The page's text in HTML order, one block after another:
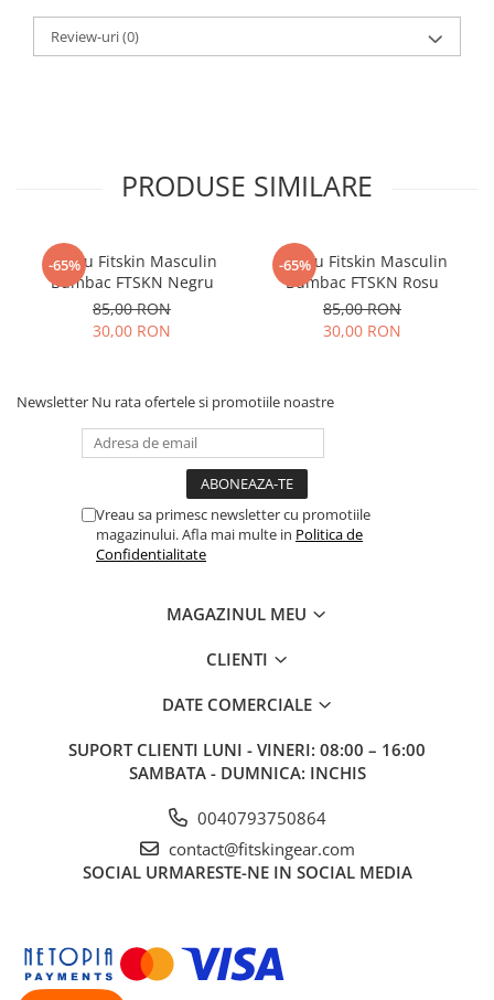
Review-uri(0)
PRODUSE SIMILARE
-65%
Tricou Fitskin Masculin
Bumbac FTSKN Negru
85,00 RON
30,00 RON
-65%
Tricou Fitskin Masculin
Bumbac FTSKN Rosu
85,00 RON
30,00 RON
Newsletter Nu rata ofertele si promotiile noastre
Vreau sa primesc newsletter cu promotiile
magazinului. Afla mai multe in Politica de
Confidentialitate
MAGAZINUL MEU
CLIENTI
DATE COMERCIALE
SUPORT CLIENTI LUNI - VINERI: 08:00 – 16:00
SAMBATA - DUMNICA: INCHIS
0040793750864
contact@fitskingear.com
SOCIAL URMARESTE-NE IN SOCIAL MEDIA